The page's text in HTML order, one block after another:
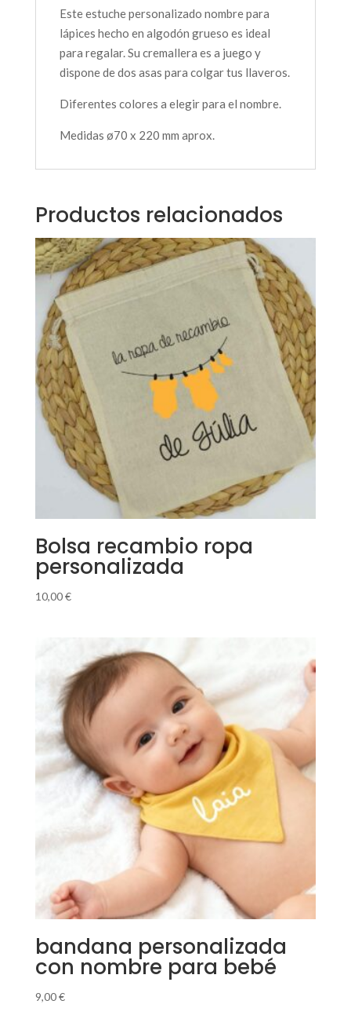
Este estuche personalizado nombre para
lápices hecho en algodón grueso es ideal
para regalar. Su cremallera es a juego y
dispone de dos asas para colgar tus llaveros.
Diferentes colores a elegir para el nombre.
Medidas ø70 x 220 mm aprox.
Productos relacionados
Bolsa recambio ropa
personalizada
10,00€
bandana personalizada
con nombre para bebé
9,00€